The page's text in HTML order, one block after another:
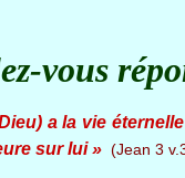
vous
a la vie
sur lui » (Jean 3